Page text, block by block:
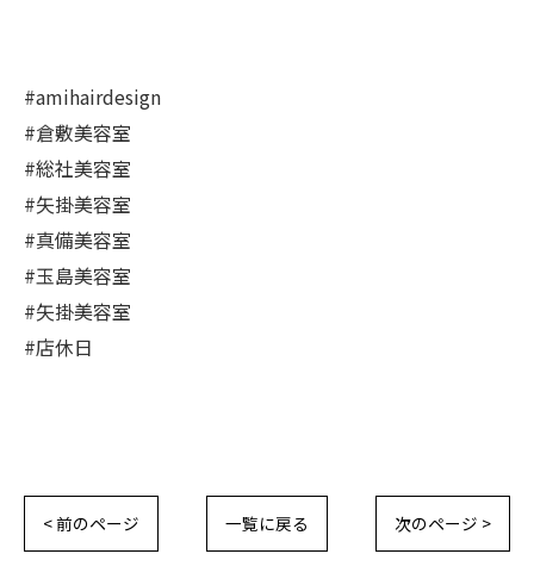
#amihairdesign
#倉敷美容室
#総社美容室
#矢掛美容室
#真備美容室
#玉島美容室
#矢掛美容室
#店休日
< 前のページ 一覧に戻る 次のページ >